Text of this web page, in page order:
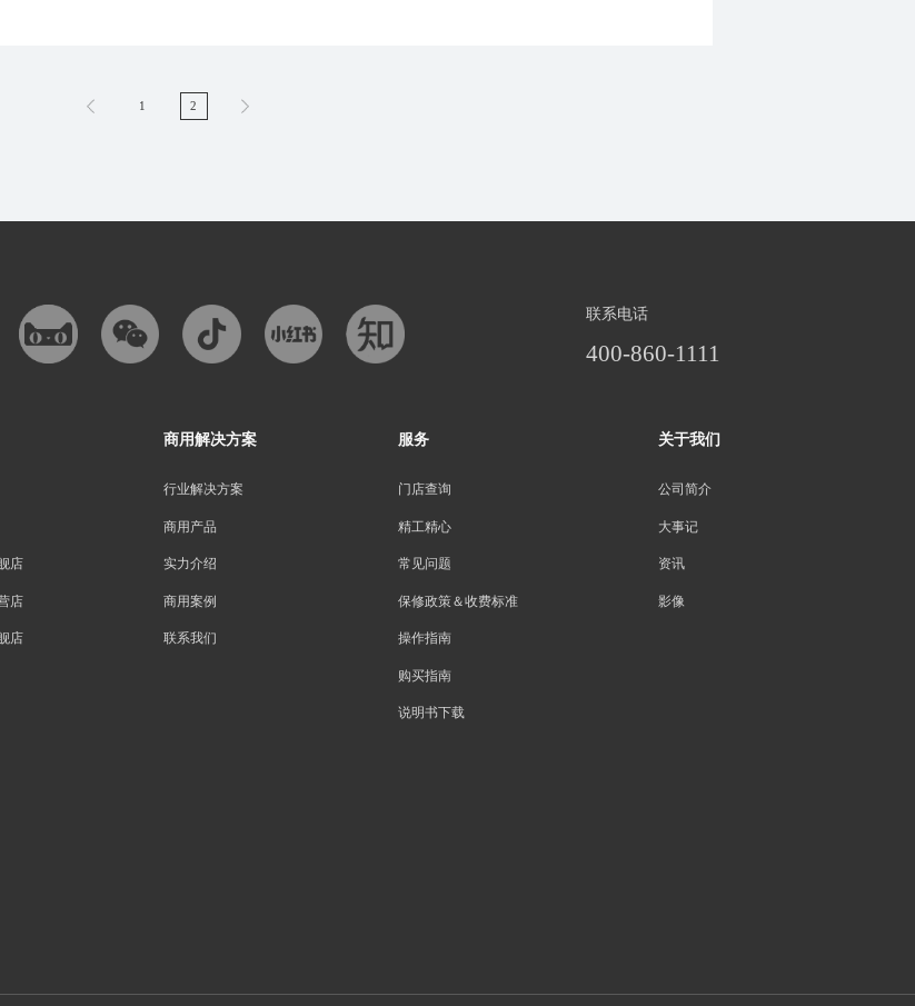
1 2
联系电话
400-860-1111
店
店
店
商用解决方案
行业解决方案
商用产品
实力介绍
商用案例
联系我们
服务
门店查询
精工精心
常见问题
保修政策＆收费标准
操作指南
购买指南
说明书下载
关于我们
公司简介
大事记
资讯
影像